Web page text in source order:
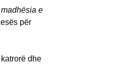
e
për
dhe